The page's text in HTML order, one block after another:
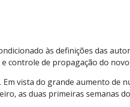
às definições das
controle de propagação do
vista do grande aumento de
as duas primeiras semanas